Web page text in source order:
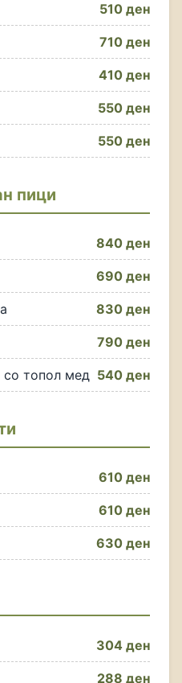
510 ден
710 ден
410 ден
550 ден
550 ден
пици
840 ден
690 ден
830 ден
790 ден
со топол мед 540 ден
610 ден
610 ден
630 ден
304 ден
288 ден